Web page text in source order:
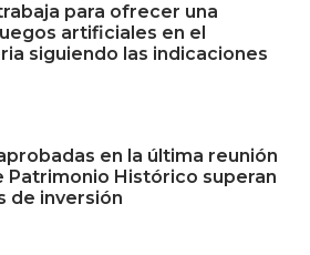
para ofrecer una
artificiales en el
siguiendo las indicaciones
en la última reunión
Patrimonio Histórico superan
de inversión